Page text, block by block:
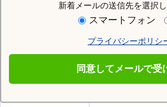
新着メールの送信先を選択
スマートフォン
プライバシーポリシ
同意してメールで受
住む街研究所で千歳市の情報を見る
千歳市の施設一覧